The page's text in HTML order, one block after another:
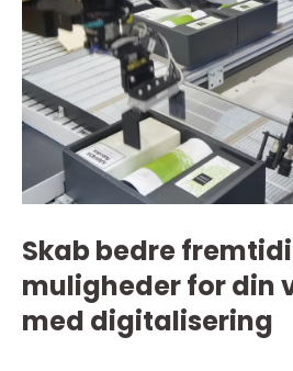
Skab bedre
muligheder for din
med digitalisering